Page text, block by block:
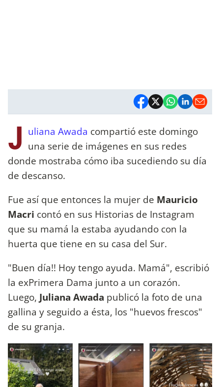
J uliana Awada compartió este domingo
una serie de imágenes en sus redes
donde mostraba cómo iba sucediendo su día
de descanso.
Fue así que entonces la mujer de Mauricio
Macri contó en sus Historias de Instagram
que su mamá la estaba ayudando con la
huerta que tiene en su casa del Sur.
"Buen día!! Hoy tengo ayuda. Mamá", escribió
la exPrimera Dama junto a un corazón.
Luego, Juliana Awada publicó la foto de una
gallina y seguido a ésta, los "huevos frescos"
de su granja.